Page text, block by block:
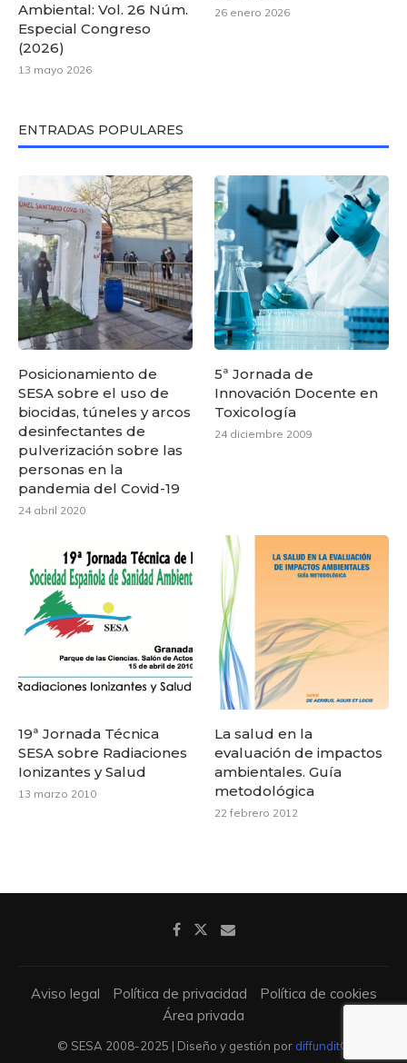
Ambiental: Vol. 26 Núm.
Especial Congreso
(2026)
13 mayo 2026
26 enero 2026
ENTRADAS POPULARES
Posicionamiento de
SESA sobre el uso de
biocidas, túneles y arcos
desinfectantes de
pulverización sobre las
personas en la
pandemia del Covid-19
24 abril 2020
5ª Jornada de
Innovación Docente en
Toxicología
24 diciembre 2009
19ª Jornada Técnica
SESA sobre Radiaciones
Ionizantes y Salud
13 marzo 2010
La salud en la
evaluación de impactos
ambientales. Guía
metodológica
22 febrero 2012
Aviso legal Política de privacidad
Política de cookies
Área privada
© SESA 2008-2025 | Diseño y gestión pordiffundit®